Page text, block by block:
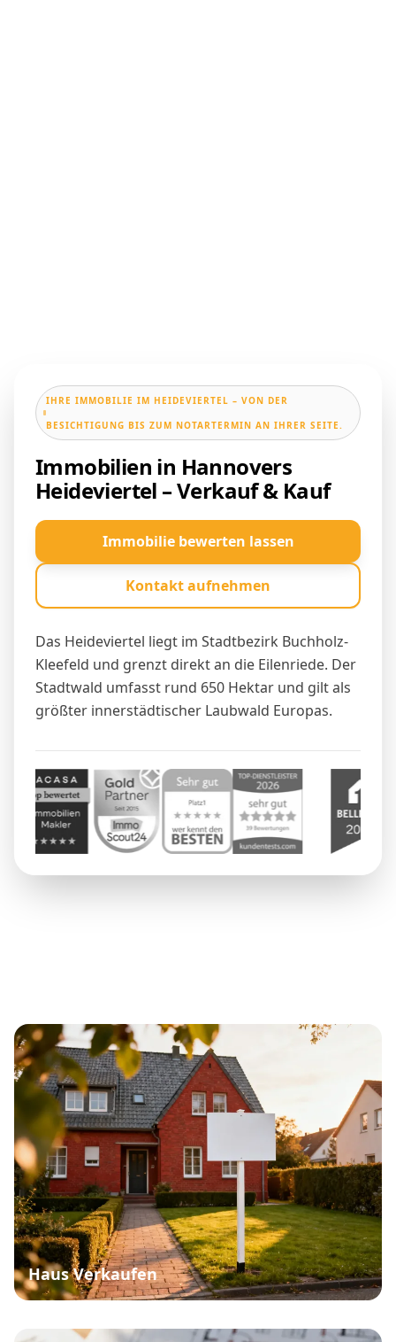
IHRE IMMOBILIE IM HEIDEVIERTEL – VON DER
BESICHTIGUNG BIS ZUM NOTARTERMIN AN IHRER SEITE.
Immobilien in Hannovers
Heideviertel – Verkauf & Kauf
Das Heideviertel liegt im Stadtbezirk Buchholz-
Kleefeld und grenzt direkt an die Eilenriede. Der
Stadtwald umfasst rund 650 Hektar und gilt als
größter innerstädtischer Laubwald Europas.
Immobilie bewerten lassen
Kontakt aufnehmen
Haus Verkaufen